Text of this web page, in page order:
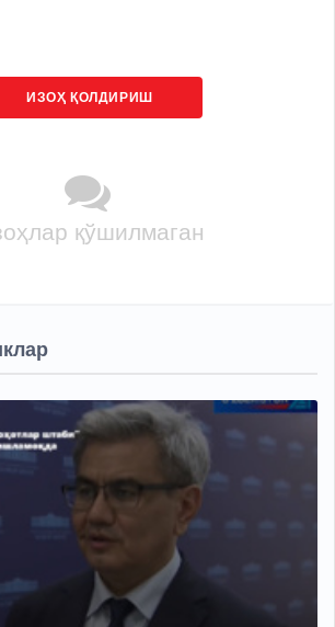
ИЗОҲ ҚОЛДИРИШ
қўшилмаган